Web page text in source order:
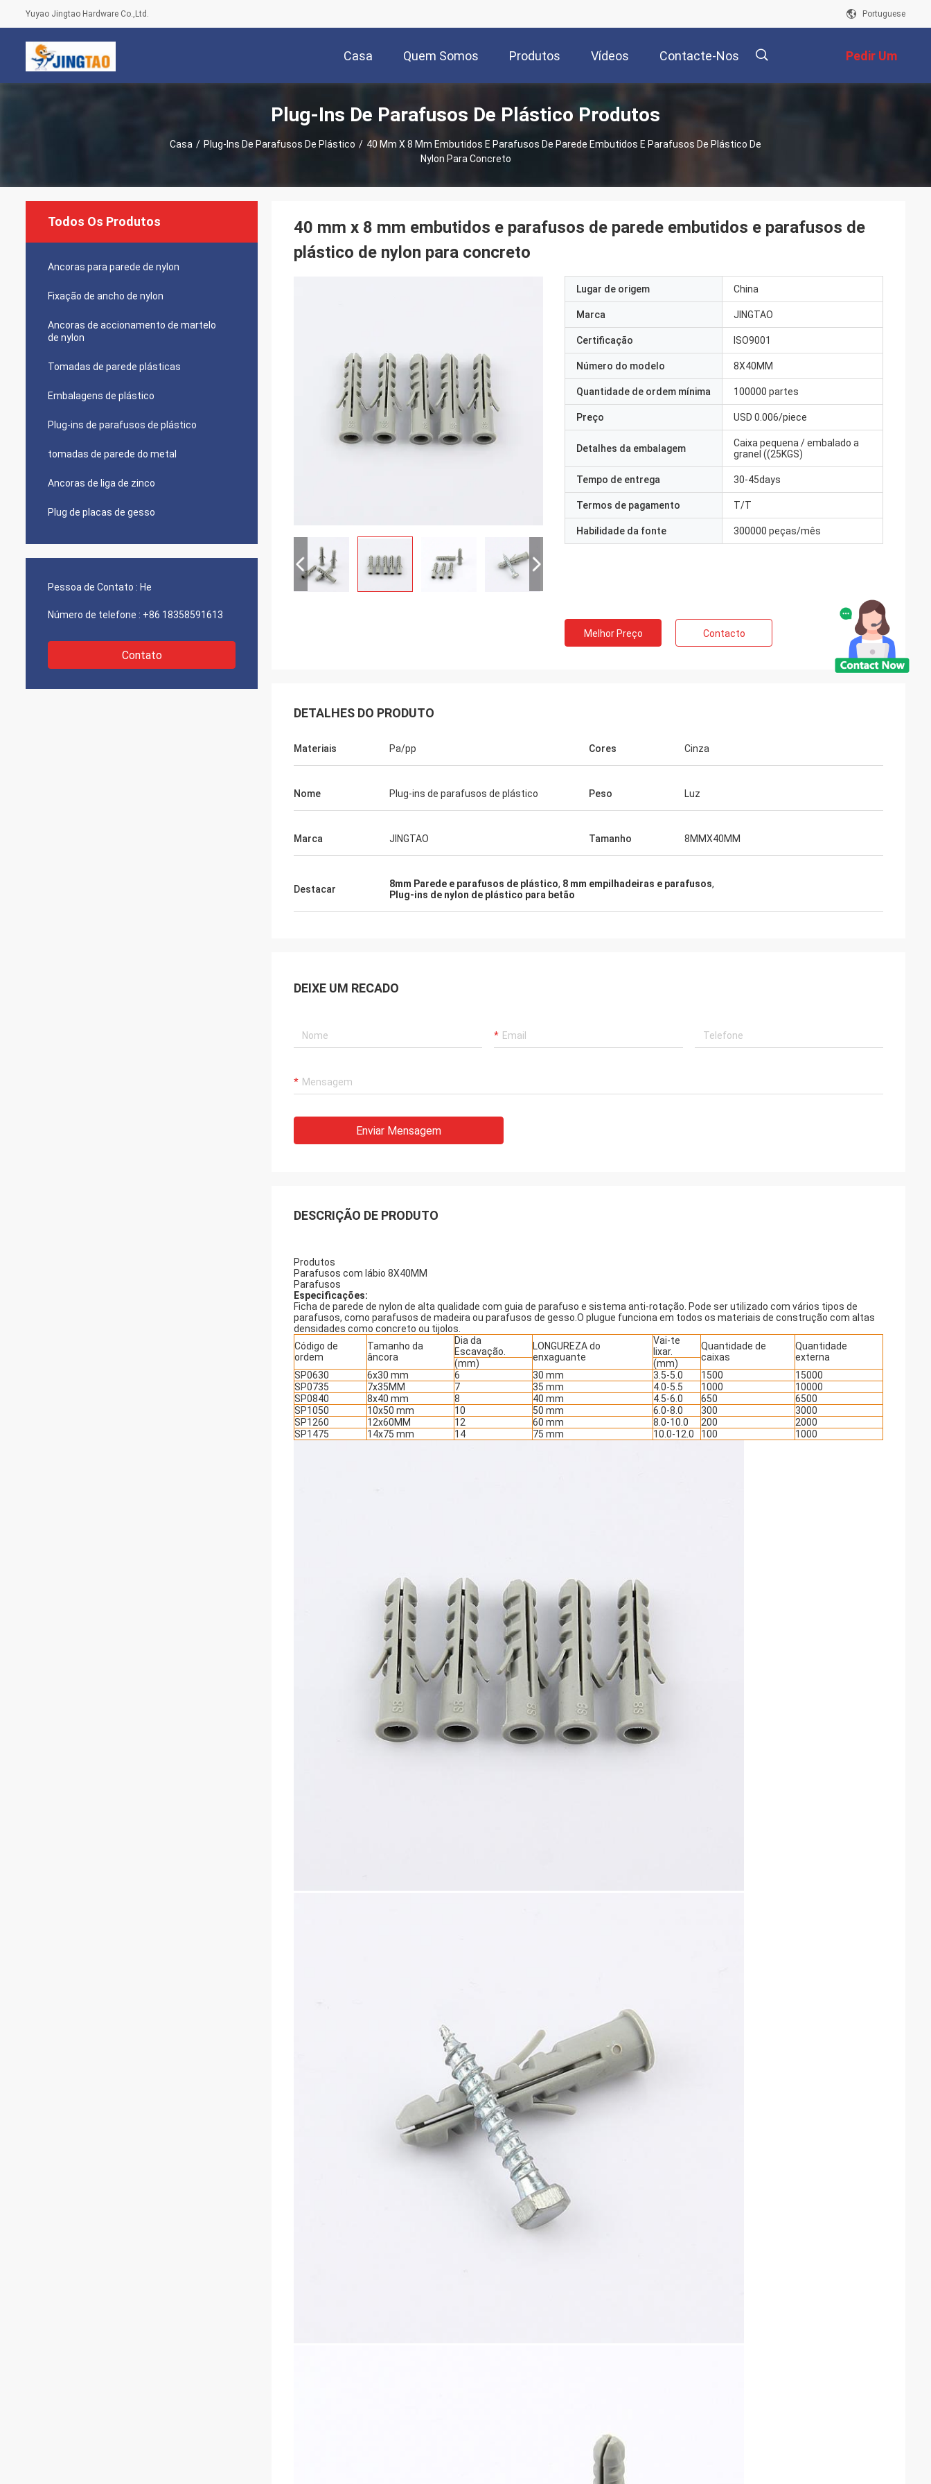
Yuyao Jingtao Hardware Co.,Ltd. Portuguese
Casa Quem Somos Produtos Vídeos Contacte-Nos Pedir Um
Orçamento
Plug-Ins De Parafusos De Plástico Produtos
Casa / Plug-Ins De Parafusos De Plástico / 40 Mm X 8 Mm Embutidos E Parafusos De Parede Embutidos E Parafusos De Plástico De
Nylon Para Concreto
Todos Os Produtos
Ancoras para parede de nylon
Fixação de ancho de nylon
Ancoras de accionamento de martelo
de nylon
Tomadas de parede plásticas
Embalagens de plástico
Plug-ins de parafusos de plástico
tomadas de parede do metal
Ancoras de liga de zinco
Plug de placas de gesso
Pessoa de Contato : He
Número de telefone : +86 18358591613
Contato
40 mm x 8 mm embutidos e parafusos de parede embutidos e parafusos de
plástico de nylon para concreto
Lugar de origem China
Marca JINGTAO
Certificação ISO9001
Número do modelo 8X40MM
Quantidade de ordem mínima 100000 partes
Preço USD 0.006/piece
Detalhes da embalagem
Caixa pequena / embalado a
granel ((25KGS)
Tempo de entrega 30-45days
Termos de pagamento T/T
Habilidade da fonte 300000 peças/mês
Melhor Preço Contacto
DETALHES DO PRODUTO
Materiais Pa/pp Cores Cinza
Nome Plug-ins de parafusos de plástico Peso Luz
Marca JINGTAO Tamanho 8MMX40MM
Destacar 8mm Parede e parafusos de plástico, 8 mm empilhadeiras e parafusos,
Plug-ins de nylon de plástico para betão
DEIXE UM RECADO
Enviar Mensagem
DESCRIÇÃO DE PRODUTO
Produtos
Parafusos com lábio 8X40MM
Parafusos
Especificações:
Ficha de parede de nylon de alta qualidade com guia de parafuso e sistema anti-rotação. Pode ser utilizado com vários tipos de
parafusos, como parafusos de madeira ou parafusos de gesso.O plugue funciona em todos os materiais de construção com altas
densidades como concreto ou tijolos.
Código de
ordem
Tamanho da
âncora
Dia da
Escavação.
LONGUREZA do
enxaguante
Vai-te
lixar.
Quantidade de
caixas
Quantidade
externa
(mm)
(mm)
SP0630
6x30 mm 6 30 mm 3.5-5.0 1500
15000
SP0735
7x35MM 7 35 mm 4.0-5.5 1000
10000
SP0840
8x40 mm 8 40 mm 4.5-6.0 650
6500
SP1050
10x50 mm 10 50 mm 6.0-8.0 300
3000
SP1260
12x60MM 12 60 mm 8.0-10.0 200
2000
SP1475
14x75 mm 14 75 mm 10.0-12.0 100 1000